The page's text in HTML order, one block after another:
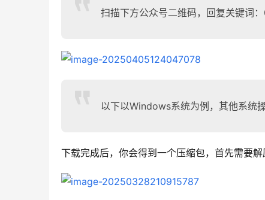
扫描下方公众号二维码，回复关键词
以下以Windows系统为例，其他系统
下载完成后，你会得到一个压缩包，首先需要解